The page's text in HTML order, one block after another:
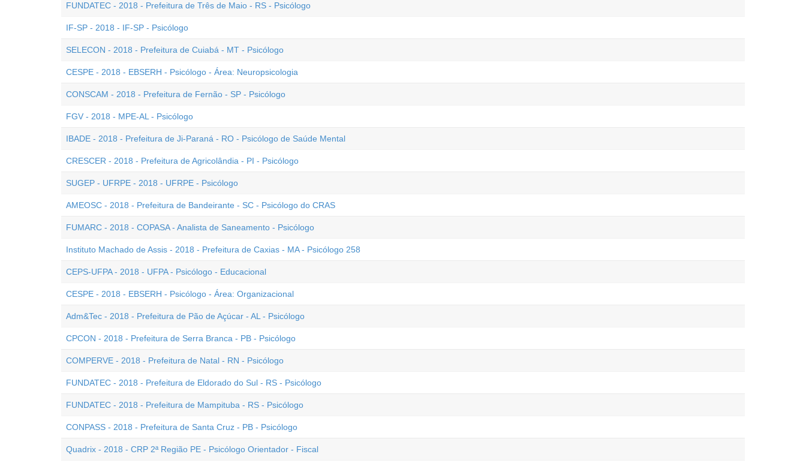
FUNDATEC - 2018 - Prefeitura de Três de Maio - RS - Psicólogo
IF-SP - 2018 - IF-SP - Psicólogo
SELECON - 2018 - Prefeitura de Cuiabá - MT - Psicólogo
CESPE - 2018 - EBSERH - Psicólogo - Área: Neuropsicologia
CONSCAM - 2018 - Prefeitura de Fernão - SP - Psicólogo
FGV - 2018 - MPE-AL - Psicólogo
IBADE - 2018 - Prefeitura de Ji-Paraná - RO - Psicólogo de Saúde Mental
CRESCER - 2018 - Prefeitura de Agricolândia - PI - Psicólogo
SUGEP - UFRPE - 2018 - UFRPE - Psicólogo
AMEOSC - 2018 - Prefeitura de Bandeirante - SC - Psicólogo do CRAS
FUMARC - 2018 - COPASA - Analista de Saneamento - Psicólogo
Instituto Machado de Assis - 2018 - Prefeitura de Caxias - MA - Psicólogo 258
CEPS-UFPA - 2018 - UFPA - Psicólogo - Educacional
CESPE - 2018 - EBSERH - Psicólogo - Área: Organizacional
Adm&Tec - 2018 - Prefeitura de Pão de Açúcar - AL - Psicólogo
CPCON - 2018 - Prefeitura de Serra Branca - PB - Psicólogo
COMPERVE - 2018 - Prefeitura de Natal - RN - Psicólogo
FUNDATEC - 2018 - Prefeitura de Eldorado do Sul - RS - Psicólogo
FUNDATEC - 2018 - Prefeitura de Mampituba - RS - Psicólogo
CONPASS - 2018 - Prefeitura de Santa Cruz - PB - Psicólogo
Quadrix - 2018 - CRP 2ª Região PE - Psicólogo Orientador - Fiscal